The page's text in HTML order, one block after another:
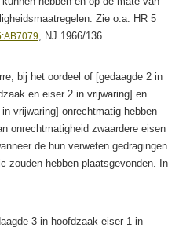
Zie o.a. HR 5
, NJ 1966/136.
bij het oordeel of [gedaagde 2 in
en eiser 2 in vrijwaring] en
vrijwaring] onrechtmatig hebben
onrechtmatigheid zwaardere eisen
de hun verweten gedragingen
zouden hebben plaatsgevonden. In
3 in hoofdzaak eiser 1 in